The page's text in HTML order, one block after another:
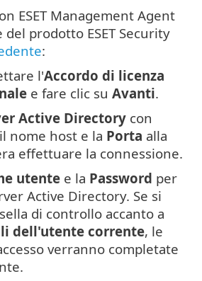
ESET Management Agent
prodotto ESET Security
:
l'Accordo di licenza
e fare clic su Avanti.
Active Directory con
nome host e la Porta alla
effettuare la connessione.
utente e la Password per
Active Directory. Se si
di controllo accanto a
dell'utente corrente, le
verranno completate